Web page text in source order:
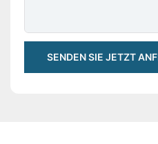
SENDEN SIE JETZT